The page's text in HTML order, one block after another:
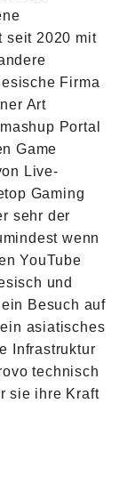
seit 2020 mit
Firma
Art
Portal
Game
Live-
Gaming
sehr der
wenn
YouTube
und
Besuch auf
asiatisches
Infrastruktur
technisch
sie ihre Kraft